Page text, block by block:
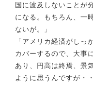
国に波及しないことが
になる。もちろん、一
ないが。」
「アメリカ経済がしっ
カバーするので、大事
あり、円高は終焉、景
ように思うんですが・